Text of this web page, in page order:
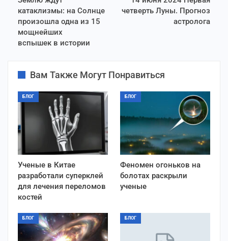
катаклизмы: на Солнце
произошла одна из 15
мощнейших
вспышек в истории
четверть Луны. Прогноз
астролога
Вам Также Могут Понравиться
БЛОГ
Ученые в Китае
разработали суперклей
для лечения переломов
костей
БЛОГ
Феномен огоньков на
болотах раскрыли
ученые
БЛОГ БЛОГ